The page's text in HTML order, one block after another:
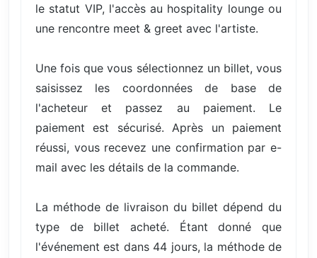
le statut VIP, l'accès au hospitality lounge ou
une rencontre meet & greet avec l'artiste.
Une fois que vous sélectionnez un billet, vous
saisissez les coordonnées de base de
l'acheteur et passez au paiement. Le
paiement est sécurisé. Après un paiement
réussi, vous recevez une confirmation par e-
mail avec les détails de la commande.
La méthode de livraison du billet dépend du
type de billet acheté. Étant donné que
l'événement est dans 44 jours, la méthode de